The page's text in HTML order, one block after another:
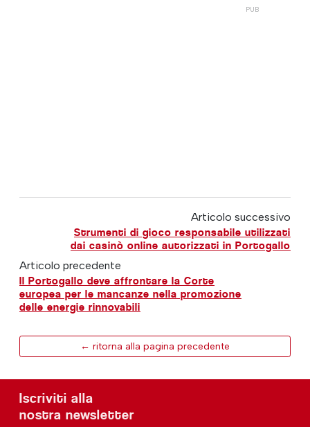
Articolo successivo
Strumenti di gioco responsabile utilizzati
dai casinò online autorizzati in Portogallo
Articolo precedente
Il Portogallo deve affrontare la Corte
europea per le mancanze nella promozione
delle energie rinnovabili
← ritorna alla pagina precedente
Iscriviti alla
nostra newsletter